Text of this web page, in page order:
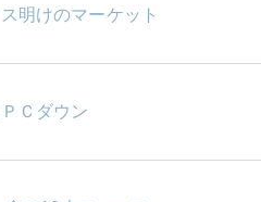
明けのマーケット
Ｃダウン